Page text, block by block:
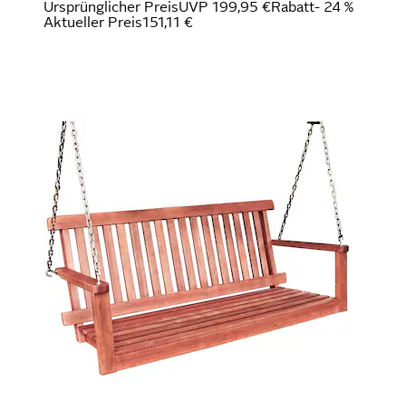
Ursprünglicher PreisUVP 199,95 €Rabatt- 24 %
Aktueller Preis151,11 €